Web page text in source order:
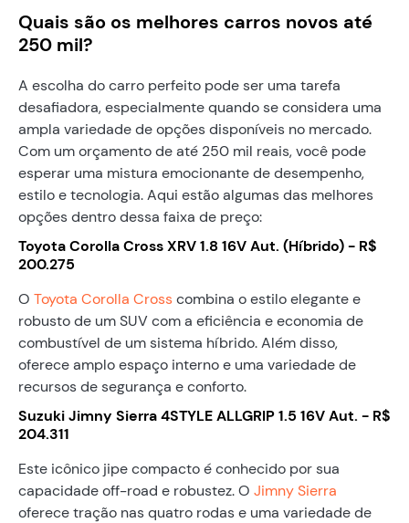
Quais são os melhores carros novos até
250 mil?
A escolha do carro perfeito pode ser uma tarefa
desafiadora, especialmente quando se considera uma
ampla variedade de opções disponíveis no mercado.
Com um orçamento de até 250 mil reais, você pode
esperar uma mistura emocionante de desempenho,
estilo e tecnologia. Aqui estão algumas das melhores
opções dentro dessa faixa de preço:
Toyota Corolla Cross XRV 1.8 16V Aut. (Híbrido) - R$
200.275
O Toyota Corolla Crosscombina o estilo elegante e
robusto de um SUV com a eficiência e economia de
combustível de um sistema híbrido. Além disso,
oferece amplo espaço interno e uma variedade de
recursos de segurança e conforto.
Suzuki Jimny Sierra 4STYLE ALLGRIP 1.5 16V Aut. - R$
204.311
Este icônico jipe compacto é conhecido por sua
capacidade off-road e robustez. O Jimny Sierra
oferece tração nas quatro rodas e uma variedade de